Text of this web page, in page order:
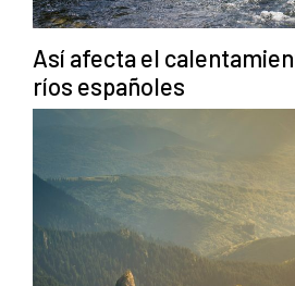
Así afecta el
ríos españoles